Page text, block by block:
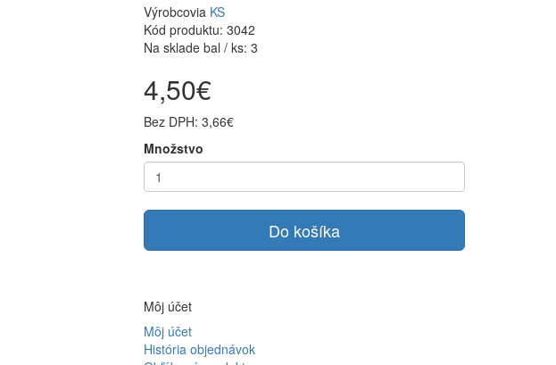
Výrobcovia KS
Kód produktu: 3042
Na sklade bal / ks: 3
4,50€
Bez DPH: 3,66€
Množstvo
Do košíka
Môj účet
Môj účet
História objednávok